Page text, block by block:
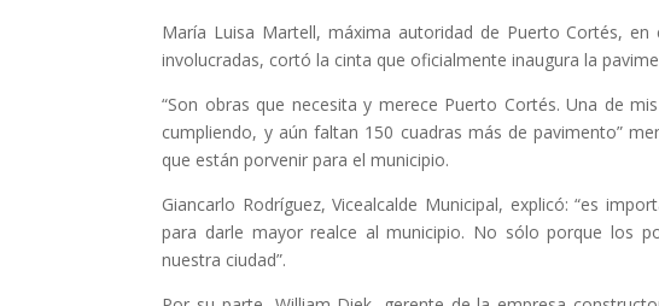
María Luisa Martell, máxima autoridad de Puerto Cortés,
involucradas, cortó la cinta que oficialmente inaugura la
“Son obras que necesita y merece Puerto Cortés. Una de
cumpliendo, y aún faltan 150 cuadras más de pavimento”
que están porvenir para el municipio.
Giancarlo Rodríguez, Vicealcalde Municipal, explicó: “es
para darle mayor realce al municipio. No sólo porque los
nuestra ciudad”.